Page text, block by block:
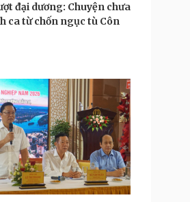
đại dương: Chuyện chưa
ca từ chốn ngục tù Côn